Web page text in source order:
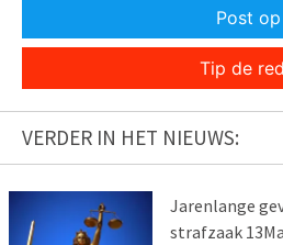
Post
Tip de
VERDER IN HET NIEUWS:
Jarenlange
strafzaak